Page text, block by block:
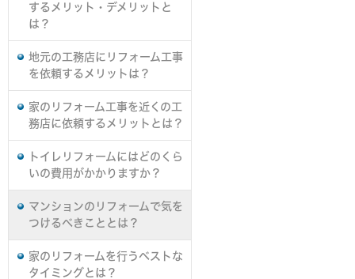
するメリット・デメリットと
は？
地元の工務店にリフォーム工事
を依頼するメリットは？
家のリフォーム工事を近くの工
務店に依頼するメリットとは？
トイレリフォームにはどのくら
いの費用がかかりますか？
マンションのリフォームで気を
つけるべきこととは？
家のリフォームを行うベストな
タイミングとは？